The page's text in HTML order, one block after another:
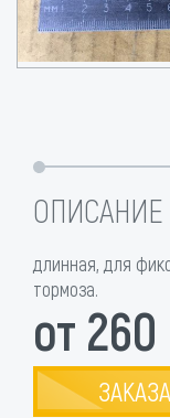
ОПИСАНИЕ
длинная, для
тормоза.
от